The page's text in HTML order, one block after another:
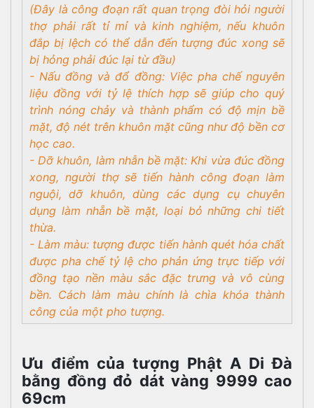
(Đây là công đoạn rất quan trọng đòi hỏi người
thợ phải rất tỉ mỉ và kinh nghiệm, nếu khuôn
đắp bị lệch có thể dẫn đến tượng đúc xong sẽ
bị hỏng phải đúc lại từ đầu)
- Nấu đồng và đổ đồng: Việc pha chế nguyên
liệu đồng với tỷ lệ thích hợp sẽ giúp cho quý
trình nóng chảy và thành phẩm có độ mịn bề
mặt, độ nét trên khuôn mặt cũng như độ bền cơ
học cao.
- Dỡ khuôn, làm nhẫn bề mặt: Khi vừa đúc đồng
xong, người thợ sẽ tiến hành công đoạn làm
nguội, dỡ khuôn, dùng các dụng cụ chuyên
dụng làm nhẵn bề mặt, loại bỏ những chi tiết
thừa.
- Làm màu: tượng được tiến hành quét hóa chất
được pha chế tỷ lệ cho phản ứng trực tiếp với
đồng tạo nền màu sắc đặc trưng và vô cùng
bền. Cách làm màu chính là chìa khóa thành
công của một pho tượng.
Ưu điểm của tượng Phật A Di Đà
bằng đồng đỏ dát vàng 9999 cao
69cm